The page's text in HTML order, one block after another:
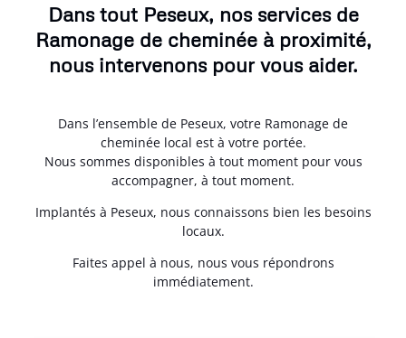
Dans tout Peseux, nos services de
Ramonage de cheminée à proximité,
nous intervenons pour vous aider.
Dans l’ensemble de Peseux, votre Ramonage de
cheminée local est à votre portée.
Nous sommes disponibles à tout moment pour vous
accompagner, à tout moment.
Implantés à Peseux, nous connaissons bien les besoins
locaux.
Faites appel à nous, nous vous répondrons
immédiatement.